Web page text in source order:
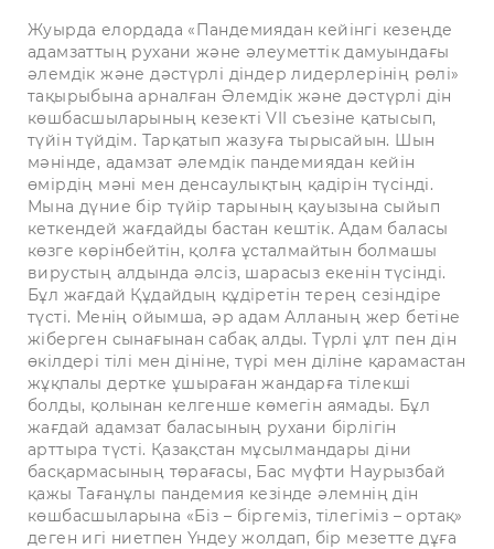
Жуырда елордада «Пандемиядан кейінгі кезеңде
адамзаттың рухани және әлеуметтік дамуындағы
әлемдік және дәстүрлі діндер лидерлерінің рөлі»
тақырыбына арналған Әлемдік және дәстүрлі дін
көшбасшыларының кезекті VII съезіне қатысып,
түйін түйдім. Тарқатып жазуға тырысайын. Шын
мәнінде, адамзат әлемдік пандемиядан кейін
өмірдің мәні мен денсаулықтың қадірін түсінді.
Мына дүние бір түйір тарының қауызына сыйып
кеткендей жағдайды бастан кештік. Адам баласы
көзге көрінбейтін, қолға ұсталмайтын болмашы
вирустың алдында әлсіз, шарасыз екенін түсінді.
Бұл жағдай Құдайдың құдіретін терең сезіндіре
түсті. Менің ойымша, әр адам Алланың жер бетіне
жіберген сынағынан сабақ алды. Түрлі ұлт пен дін
өкілдері тілі мен дініне, түрі мен діліне қарамастан
жұқпалы дертке ұшыраған жандарға тілекші
болды, қолынан келгенше көмегін аямады. Бұл
жағдай адамзат баласының рухани бірлігін
арттыра түсті. Қазақстан мұсылмандары діни
басқармасының төрағасы, Бас мүфти Наурызбай
қажы Тағанұлы пандемия кезінде әлемнің дін
көшбасшыларына «Біз – біргеміз, тілегіміз – ортақ»
деген игі ниетпен Үндеу жолдап, бір мезетте дұға